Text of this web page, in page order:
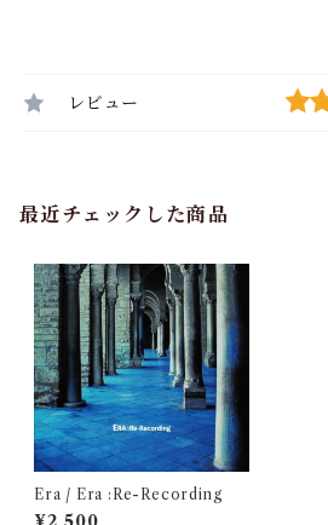
レビュー
最近チェックした商品
Era / Era :Re-Recording